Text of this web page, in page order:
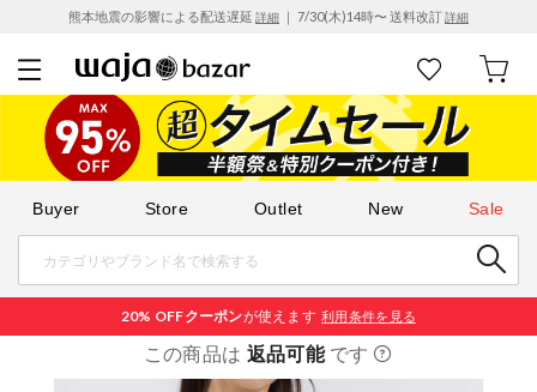
熊本地震の影響による配送遅延 詳細 ｜ 7/30(木)14時〜 送料改訂詳細
Buyer Store Outlet New Sale
20% OFFクーポンが使えます 利用条件を見る
この商品は 返品可能です